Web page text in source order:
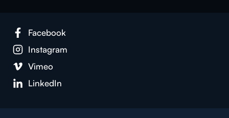
Facebook
Instagram
Vimeo
LinkedIn